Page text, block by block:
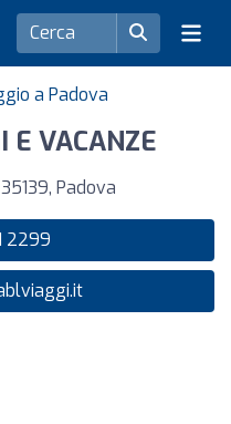
a Padova
E VACANZE
Padova
2299